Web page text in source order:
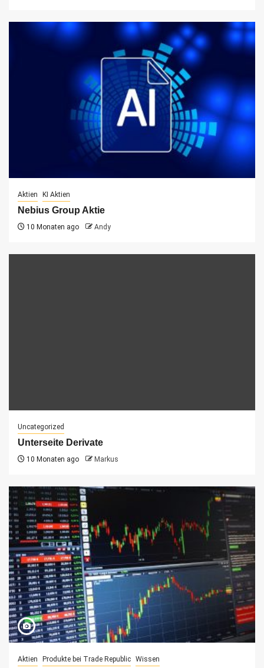
Aktien KI Aktien
Nebius Group Aktie
10 Monaten ago Andy
Uncategorized
Unterseite Derivate
10 Monaten ago Markus
Aktien Produkte bei Trade Republic Wissen